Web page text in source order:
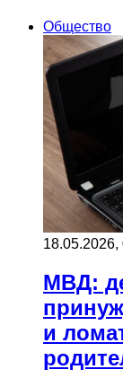
Общество
18.05.2026,
МВД:
и